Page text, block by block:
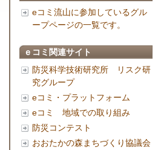
eコミ流山に参加しているグル
ープページの一覧です。
ｅコミ関連サイト
防災科学技術研究所 リスク研
究グループ
eコミ・プラットフォーム
eコミ 地域での取り組み
防災コンテスト
おおたかの森まちづくり協議会